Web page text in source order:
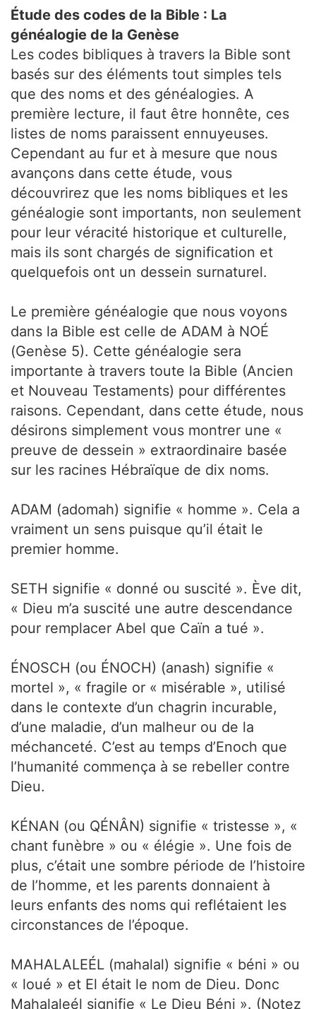
Étude des codes de la Bible : La
généalogie de la Genèse
Les codes bibliques à travers la Bible sont
basés sur des éléments tout simples tels
que des noms et des généalogies. A
première lecture, il faut être honnête, ces
listes de noms paraissent ennuyeuses.
Cependant au fur et à mesure que nous
avançons dans cette étude, vous
découvrirez que les noms bibliques et les
généalogie sont importants, non seulement
pour leur véracité historique et culturelle,
mais ils sont chargés de signification et
quelquefois ont un dessein surnaturel.
Le première généalogie que nous voyons
dans la Bible est celle de ADAM à NOÉ
(Genèse 5). Cette généalogie sera
importante à travers toute la Bible (Ancien
et Nouveau Testaments) pour différentes
raisons. Cependant, dans cette étude, nous
désirons simplement vous montrer une «
preuve de dessein » extraordinaire basée
sur les racines Hébraïque de dix noms.
ADAM (adomah) signifie « homme ». Cela a
vraiment un sens puisque qu’il était le
premier homme.
SETH signifie « donné ou suscité ». Ève dit,
« Dieu m’a suscité une autre descendance
pour remplacer Abel que Caïn a tué ».
ÉNOSCH (ou ÉNOCH) (anash) signifie «
mortel », « fragile or « misérable », utilisé
dans le contexte d’un chagrin incurable,
d’une maladie, d’un malheur ou de la
méchanceté. C’est au temps d’Enoch que
l’humanité commença à se rebeller contre
Dieu.
KÉNAN (ou QÉNÂN) signifie « tristesse », «
chant funèbre » ou « élégie ». Une fois de
plus, c’était une sombre période de l’histoire
de l’homme, et les parents donnaient à
leurs enfants des noms qui reflétaient les
circonstances de l’époque.
MAHALALEÉL (mahalal) signifie « béni » ou
« loué » et El était le nom de Dieu. Donc
Mahalaleél signifie « Le Dieu Béni ». (Notez